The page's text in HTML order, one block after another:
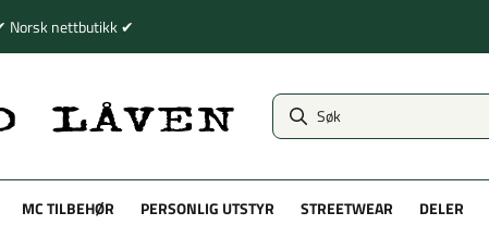
Norsk nettbutikk ✔
MC TILBEHØR PERSONLIG UTSTYR STREETWEAR DELER